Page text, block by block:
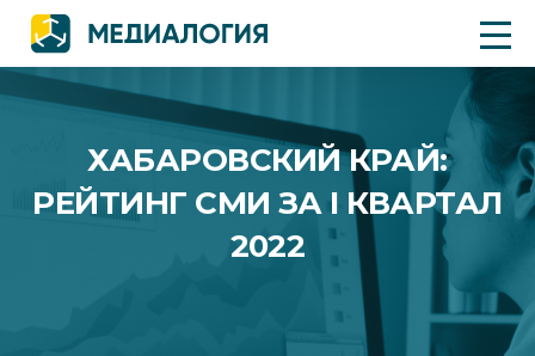
ХАБАРОВСКИЙ КРАЙ:
РЕЙТИНГ СМИ ЗА I КВАРТАЛ
2022